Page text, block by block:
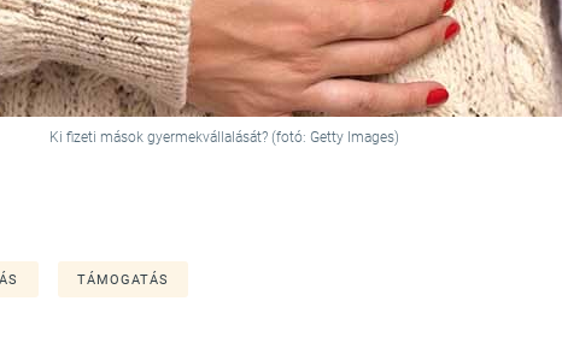
Ki fizeti mások gyermekvállalását? (fotó: Getty Images)
TÁMOGATÁS